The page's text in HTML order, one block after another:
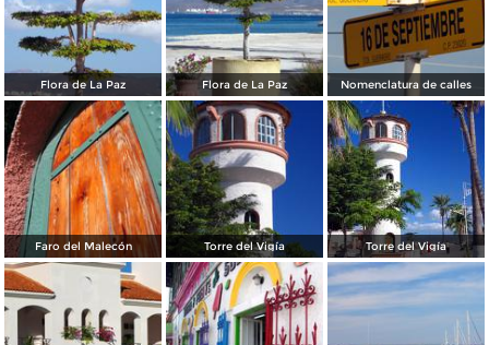
Flora de La Paz Flora de La Paz Nomenclatura de calles
Faro del Malecón Torre del Vigía Torre del Vigía